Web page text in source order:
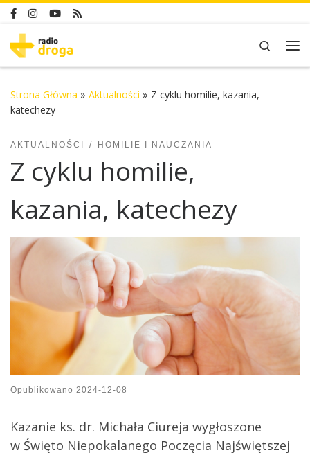
Skip to content
Search
Strona Główna » Aktualności » Z cyklu homilie, kazania,
katechezy
AKTUALNOŚCI HOMILIE I NAUCZANIA
Z cyklu homilie,
kazania, katechezy
Opublikowano 2024-12-08
Kazanie ks. dr. Michała Ciureja wygłoszone
w Święto Niepokalanego Poczęcia Najświętszej